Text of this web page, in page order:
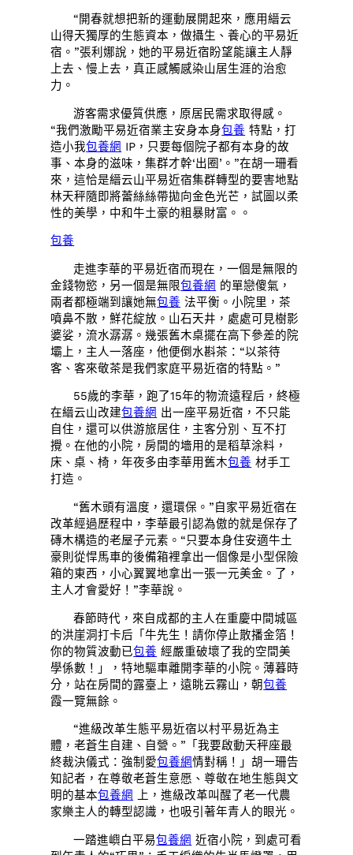
“開春就想把新的運動展開起來，應用縉云
山得天獨厚的生態資本，做攝生、養心的平易近
宿。”張利娜說，她的平易近宿盼望能讓主人靜
上去、慢上去，真正感觸感染山居生涯的治愈
力。
游客需求優質供應，原居民需求取得感。
“我們激勵平易近宿業主安身本身包養 特點，打
造小我包養網 IP，只要每個院子都有本身的故
事、本身的滋味，集群才幹‘出圈’。”在胡一珊看
來，這恰是縉云山平易近宿集群轉型的要害地點
林天秤隨即將蕾絲絲帶拋向金色光芒，試圖以柔
性的美學，中和牛土豪的粗暴財富。。
包養
走進李華的平易近宿而現在，一個是無限的
金錢物慾，另一個是無限包養網 的單戀傻氣，
兩者都極端到讓她無包養 法平衡。小院里，茶
噴鼻不散，鮮花綻放。山石天井，處處可見樹影
婆娑，流水潺潺。幾張舊木桌擺在高下參差的院
壩上，主人一落座，他便倒水斟茶：“以茶待
客、客來敬茶是我們家庭平易近宿的特點。”
55歲的李華，跑了15年的物流遠程后，終極
在縉云山改建包養網 出一座平易近宿，不只能
自住，還可以供游旅居住，主客分別、互不打
攪。在他的小院，房間的墻用的是稻草涂料，
床、桌、椅，年夜多由李華用舊木包養 材手工
打造。
“舊木頭有溫度，還環保。”自家平易近宿在
改革經過歷程中，李華最引認為傲的就是保存了
磚木構造的老屋子元素。“只要本身住安適牛土
豪則從悍馬車的後備箱裡拿出一個像是小型保險
箱的東西，小心翼翼地拿出一張一元美金。了，
主人才會愛好！”李華說。
春節時代，來自成都的主人在重慶中間城區
的洪崖洞打卡后「牛先生！請你停止散播金箔！
你的物質波動已包養 經嚴重破壞了我的空間美
學係數！」，特地驅車離開李華的小院。薄暮時
分，站在房間的露臺上，遠眺云霧山，朝包養
霞一覽無餘。
“進級改革生態平易近宿以村平易近為主
體，老蒼生自建、自營。”「我要啟動天秤座最
終裁決儀式：強制愛包養網情對稱！」胡一珊告
知記者，在尊敬老蒼生意愿、尊敬在地生態與文
明的基本包養網
上，進級改革叫醒了老一代農
家樂主人的轉型認識，也吸引著年青人的眼光。
一踏進嶼白平易包養網 近宿小院，到處可看